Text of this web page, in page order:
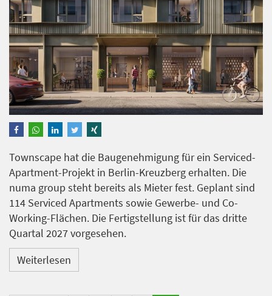
Townscape hat die Baugenehmigung für ein Serviced-
Apartment-Projekt in Berlin-Kreuzberg erhalten. Die
numa group steht bereits als Mieter fest. Geplant sind
114 Serviced Apartments sowie Gewerbe- und Co-
Working-Flächen. Die Fertigstellung ist für das dritte
Quartal 2027 vorgesehen.
Weiterlesen